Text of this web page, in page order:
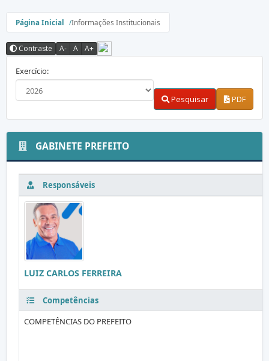
Página Inicial Informações Institucionais
Contraste A- A A+
Exercício:
Pesquisar PDF
GABINETE PREFEITO
Responsáveis
LUIZ CARLOS FERREIRA
Competências
COMPETÊNCIAS DO PREFEITO